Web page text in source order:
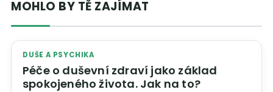
MOHLO BY TĚ ZAJÍMAT
DUŠE A PSYCHIKA
Péče o duševní zdraví jako základ
spokojeného života. Jak na to?